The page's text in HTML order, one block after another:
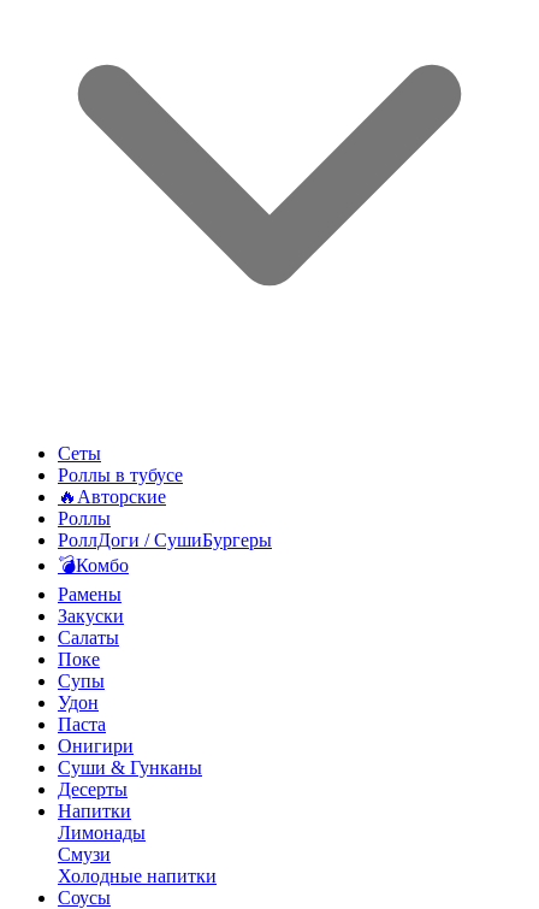
Сеты
Роллы в тубусе
🔥Авторские
Роллы
РоллДоги / СушиБургеры
💣Комбо
Рамены
Закуски
Салаты
Поке
Супы
Удон
Паста
Онигири
Суши & Гунканы
Десерты
Напитки
Лимонады
Смузи
Холодные напитки
Соусы